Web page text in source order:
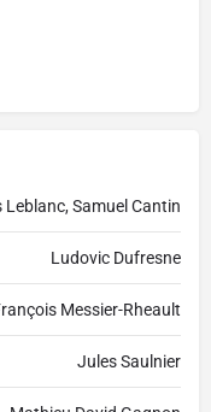
Samuel Cantin
Ludovic Dufresne
Messier-Rheault
Jules Saulnier